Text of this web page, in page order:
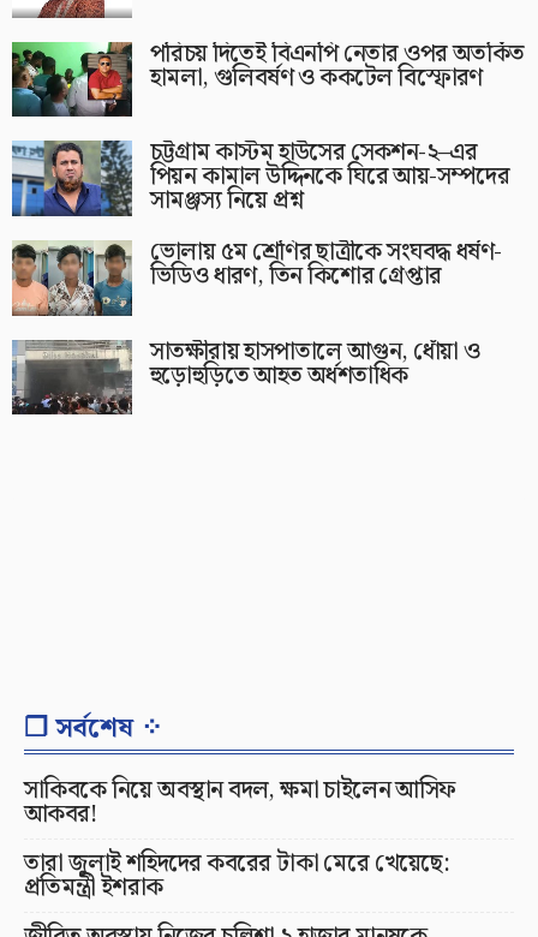
পরিচয় দিতেই বিএনপি নেতার ওপর অতর্কিত
হামলা, গুলিবর্ষণ ও ককটেল বিস্ফোরণ
চট্টগ্রাম কাস্টম হাউসের সেকশন-২–এর
পিয়ন কামাল উদ্দিনকে ঘিরে আয়-সম্পদের
সামঞ্জস্য নিয়ে প্রশ্ন
ভোলায় ৫ম শ্রেণির ছাত্রীকে সংঘবদ্ধ ধর্ষণ-
ভিডিও ধারণ, তিন কিশোর গ্রেপ্তার
সাতক্ষীরায় হাসপাতালে আগুন, ধোঁয়া ও
হুড়োহুড়িতে আহত অর্ধশতাধিক
❐ সর্বশেষ ⁘
সাকিবকে নিয়ে অবস্থান বদল, ক্ষমা চাইলেন আসিফ
আকবর!
তারা জুলাই শহিদদের কবরের টাকা মেরে খেয়েছে:
প্রতিমন্ত্রী ইশরাক